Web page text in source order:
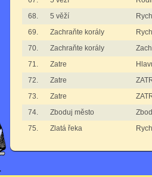
68.
5 věží
69.
Zachraňte korály
70.
Zachraňte korály
71.
Zatre
72.
Zatre
73.
Zatre
74.
Zboduj město
75.
Zlatá řeka